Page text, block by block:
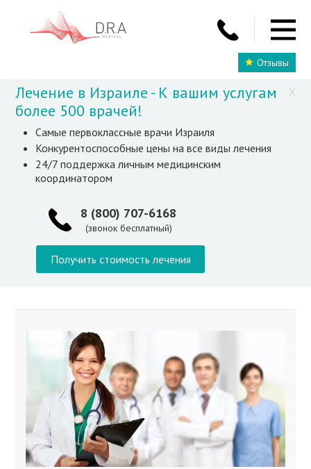
Отзывы
X
Лечение в Израиле - К вашим услугам
более 500 врачей!
Самые первоклассные врачи Израиля
Конкурентоспособные цены на все виды лечения
24/7 поддержка личным медицинским
координатором
8 (800) 707-6168
(звонок бесплатный)
Получить стоимость лечения